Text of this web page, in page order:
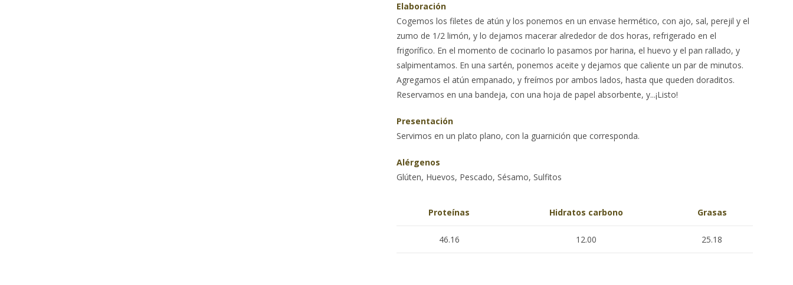
Elaboración
Cogemos los filetes de atún y los ponemos en un envase hermético, con ajo, sal, perejil y el
zumo de 1/2 limón, y lo dejamos macerar alrededor de dos horas, refrigerado en el
frigorífico. En el momento de cocinarlo lo pasamos por harina, el huevo y el pan rallado, y
salpimentamos. En una sartén, ponemos aceite y dejamos que caliente un par de minutos.
Agregamos el atún empanado, y freímos por ambos lados, hasta que queden doraditos.
Reservamos en una bandeja, con una hoja de papel absorbente, y...¡Listo!
Presentación
Servimos en un plato plano, con la guarnición que corresponda.
Alérgenos
Glúten, Huevos, Pescado, Sésamo, Sulfitos
Proteínas Hidratos carbono Grasas
46.16 12.00 25.18